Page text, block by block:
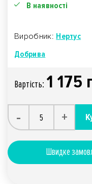
В наявності
Виробник: Нертус
Добрива
Вартiсть: 1 175
- +
Швидке